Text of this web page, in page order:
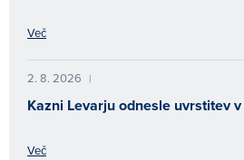
Več
2. 8. 2026 |
Kazni Levarju odnesle uvrstitev
Več